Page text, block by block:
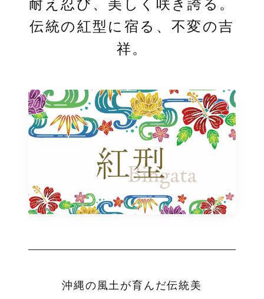
耐え忍び、美しく咲き誇る。
伝統の紅型に宿る、不変の吉
祥。
沖縄の風土が育んだ伝統美